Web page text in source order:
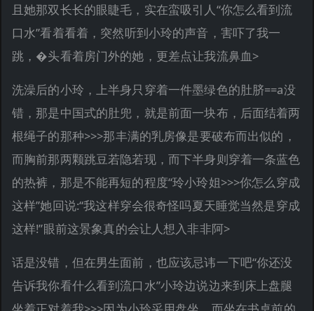
且她那双长长的眼睫毛，实在蛮吸引人“你怎么看到流
口水”看着看着，突然听到小玲的声音，害吓了我一
跳，�头看着房门外的她，更差点让我流鼻血>
洗澡后的小玲，上半身只穿着一件墨绿色的肚脐==a没
错，那是中国式的肚兜，就是前面一块布，后面结着两
根绳子的那种>>>那丰满的乳房像是要破布而出似的，
而胸前那两颗跳豆若隐若现，而下半身则穿着一条蓝色
的热裤，那是不能再短的程度“玲小玲姐>>>你怎么穿成
这样”她回说:“我这样穿会很奇怪吗夏天睡觉当然是穿成
这样!”眼前这景象真的会让人想入非非阿>
话是没错，但在男生面前，也应该忌讳一下吧“你还没
告诉我你看什么看到流口水”小玲边说边来到床上盘腿